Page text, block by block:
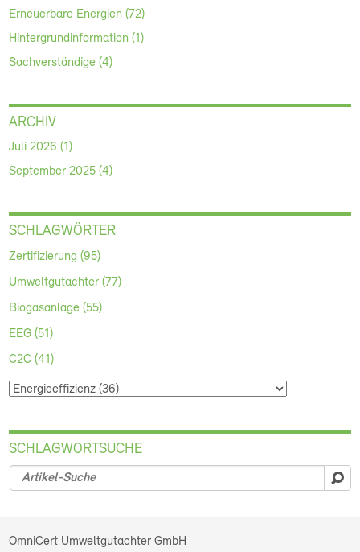
Erneuerbare Energien (72)
Hintergrundinformation (1)
Sachverständige (4)
ARCHIV
Juli 2026 (1)
September 2025 (4)
SCHLAGWÖRTER
Zertifizierung (95)
Umweltgutachter (77)
Biogasanlage (55)
EEG (51)
C2C (41)
SCHLAGWORTSUCHE
OmniCert Umweltgutachter GmbH